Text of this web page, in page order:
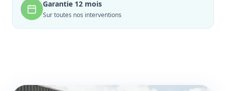
Garantie 12 mois
Sur toutes nos interventions